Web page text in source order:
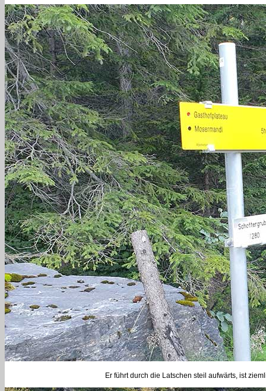
Er führt durch die Latschen steil aufwärts, ist